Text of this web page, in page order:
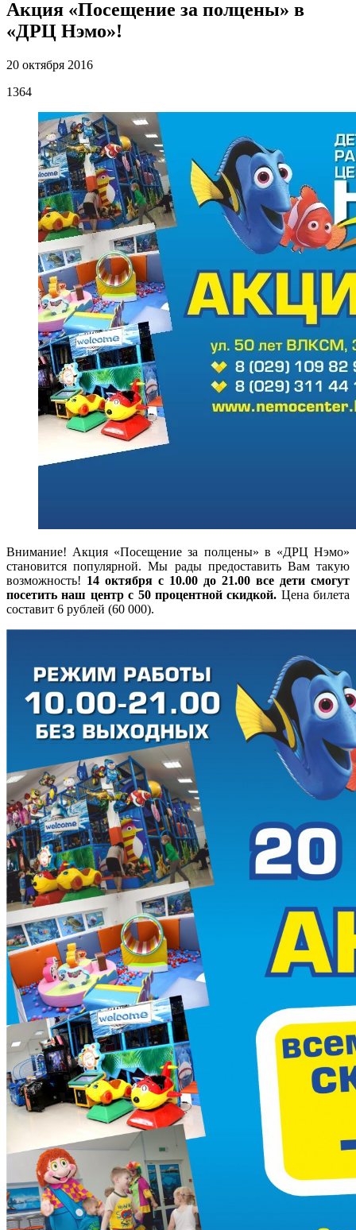
Акция «Посещение за полцены» в
«ДРЦ Нэмо»!
20 октября 2016
1364
Внимание! Акция «Посещение за полцены» в «ДРЦ Нэмо»
становится популярной. Мы рады предоставить Вам такую
возможность! 14 октября с 10.00 до 21.00 все дети смогут
посетить наш центр с 50 процентной скидкой. Цена билета
составит­ 6 рублей (60 000). ­